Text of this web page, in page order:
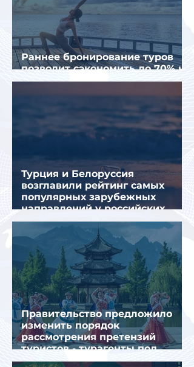
Раннее бронирование туров
позволит сэкономить до 70% на
летнем отдыхе — АТОР
Турция и Белоруссия
возглавили рейтинг самых
популярных зарубежных
направлений у российских
туристов летом
Правительство предложило
изменить порядок
рассмотрения претензий
туристов - турагенты под
ударом!